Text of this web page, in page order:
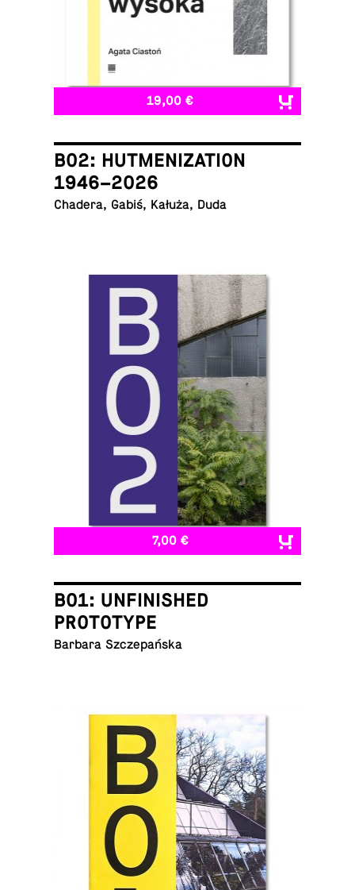
19,00 €
B02: HUTMENIZATION
1946–2026
Chadera, Gabiś, Kałuża, Duda
7,00 €
B01: UNFINISHED
PROTOTYPE
Barbara Szczepańska